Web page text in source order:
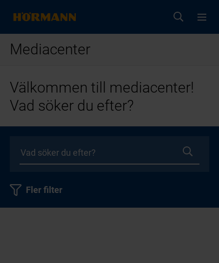
Mediacenter
Välkommen till mediacenter!
Vad söker du efter?
Fler filter